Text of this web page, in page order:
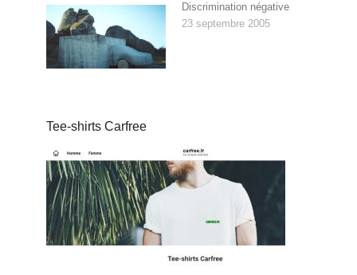
Discrimination négative
23 septembre 2005
Tee-shirts Carfree